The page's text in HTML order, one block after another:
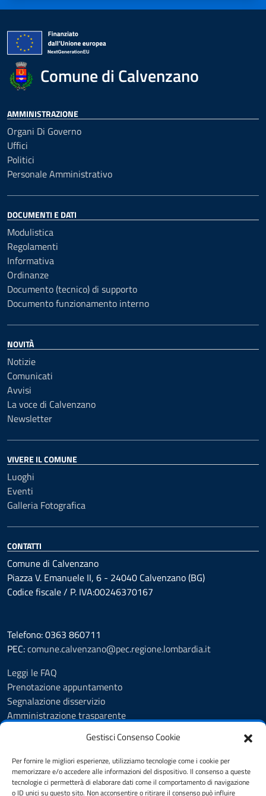
Gestisci Consenso Cookie
Per fornire le migliori esperienze, utilizziamo tecnologie come i cookie per
memorizzare e/o accedere alle informazioni del dispositivo. Il consenso a queste
tecnologie ci permetterà di elaborare dati come il comportamento di navigazione
o ID unici su questo sito. Non acconsentire o ritirare il consenso può influire
Comune di Calvenzano
AMMINISTRAZIONE
Organi Di Governo
Uffici
Politici
Personale Amministrativo
DOCUMENTI E DATI
Modulistica
Regolamenti
Informativa
Ordinanze
Documento (tecnico) di supporto
Documento funzionamento interno
NOVITÀ
Notizie
Comunicati
Avvisi
La voce di Calvenzano
Newsletter
VIVERE IL COMUNE
Luoghi
Eventi
Galleria Fotografica
CONTATTI
Comune di Calvenzano
Piazza V. Emanuele II, 6 - 24040 Calvenzano (BG)
Codice fiscale / P. IVA:00246370167
Telefono: 0363 860711
PEC:comune.calvenzano@pec.regione.lombardia.it
Leggi le FAQ
Prenotazione appuntamento
Segnalazione disservizio
Amministrazione trasparente
Informativa privacy
Cookie Policy
Note legali